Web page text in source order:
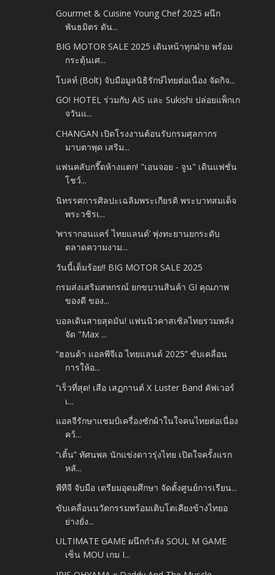
Gourmet & Cuisine Young Chef 2025 ผนึก
พันธมิตร ดัน...
BIG MOTOR SALE 2025 เดินหน้าทุกฝ่าย พร้อม
กระตุ้นเศ...
โบลท์ (Bolt) จับมือมูลนิธิรักษ์ไทยต่อเนื่อง จัดกิจ...
GO! HOTEL ร่วมกับ AIS และ Sukishi ปล่อยแพ็กเก
จวันแ...
CHANGAN เปิดโรงงานต้อนรับกรมศุลกากร
มาบตาพุด เสริม...
แฟนคลับกรี๊ดห้างแตก! "เอนจอย - จูน" เดินแฟชั่น
โชว์...
นิทรรศการศิลปะเฉลิมพระเกียรติ พระบาทสมเด็จ
พระวชิรเ...
‘พารากอนแคร์ ไทยแลนด์’ พุ่งทะยานยกระดับ
ตลาดความงาม...
วันนี้เต็มร้อย!! BIG MOTOR SALE 2025
กรมส่งเสริมสหกรณ์ ยกขบวนสินค้า GI คุณภาพ
ของดี ของ...
บอลเดินสายสุดมัน! แฟนนิวคาสเซิลไทยรวมพลัง
จัด "Max ...
“ฮอนด้า แอลพีจีเอ ไทยแลนด์ 2025” ขับเคลื่อน
การให้อ...
“เร็วที่สุด! เสือ เสฏกานต์ X Luster Band คัฟเวอร์
เ...
แอลจีรักษาแชมป์เครื่องซักผ้าในใจคนไทยต่อเนื่อง
คว้...
“เติ้น” ทัศนพล นักแข่งดาวรุ่งไทย เปิดใจครั้งแรก
หลั...
พีทีจี จับมือ เตรียมอุดมศึกษา จัดตั้งศูนย์การเรียน...
ขับเคลื่อนนวัตกรรมพร้อมเติบโตเคียงข้างไทยอ
ย่างยั่ง...
ULTIMATE GAME ผนึกกำลัง SOUL M GAME
เซ็น MOU เกม I...